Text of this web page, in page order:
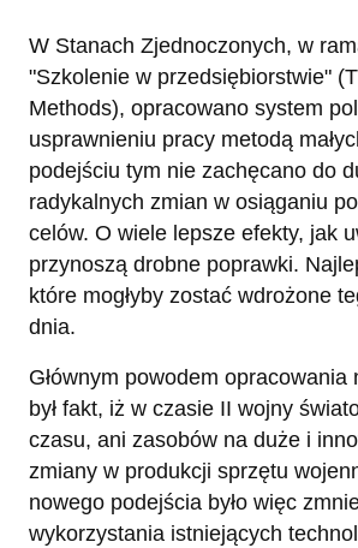
W Stanach Zjednoczonych, w
"Szkolenie w przedsiębiorstwie"
Methods), opracowano system
usprawnieniu pracy metodą
podejściu tym nie zachęcano do
radykalnych zmian w osiąganiu
celów. O wiele lepsze efekty, jak
przynoszą drobne poprawki.
które mogłyby zostać wdrożone
dnia.
Głównym powodem opracowania
był fakt, iż w czasie II wojny
czasu, ani zasobów na duże i
zmiany w produkcji sprzętu
nowego podejścia było więc
wykorzystania istniejących